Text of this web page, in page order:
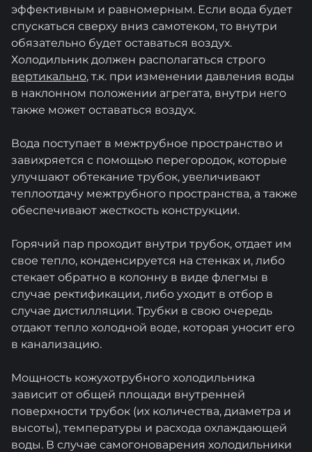
эффективным и равномерным. Если вода будет
спускаться сверху вниз самотеком, то внутри
обязательно будет оставаться воздух.
Холодильник должен располагаться строго
вертикально, т.к. при изменении давления воды
в наклонном положении агрегата, внутри него
также может оставаться воздух.
Вода поступает в межтрубное пространство и
завихряется с помощью перегородок, которые
улучшают обтекание трубок, увеличивают
теплоотдачу межтрубного пространства, а также
обеспечивают жесткость конструкции.
Горячий пар проходит внутри трубок, отдает им
свое тепло, конденсируется на стенках и, либо
стекает обратно в колонну в виде флегмы в
случае ректификации, либо уходит в отбор в
случае дистилляции. Трубки в свою очередь
отдают тепло холодной воде, которая уносит его
в канализацию.
Мощность кожухотрубного холодильника
зависит от общей площади внутренней
поверхности трубок (их количества, диаметра и
высоты), температуры и расхода охлаждающей
воды. В случае самогоноварения холодильники